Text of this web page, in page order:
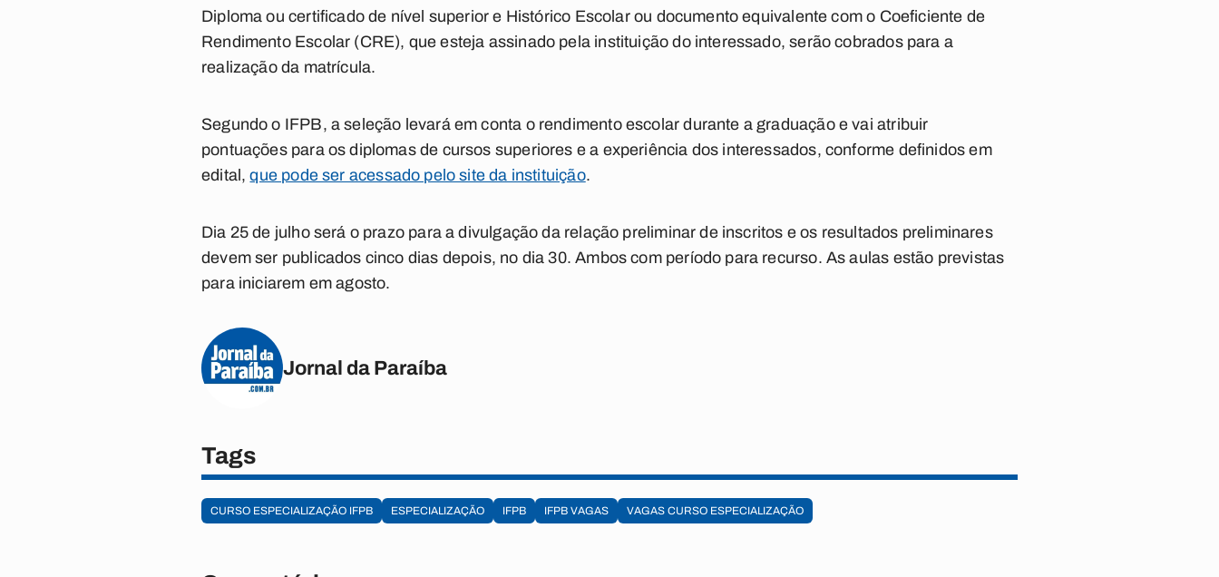
Diploma ou certificado de nível superior e Histórico Escolar ou documento equivalente com o Coeficiente de
Rendimento Escolar (CRE), que esteja assinado pela instituição do interessado, serão cobrados para a
realização da matrícula.
Segundo o IFPB, a seleção levará em conta o rendimento escolar durante a graduação e vai atribuir
pontuações para os diplomas de cursos superiores e a experiência dos interessados, conforme definidos em
edital,que pode ser acessado pelo site da instituição.
Dia 25 de julho será o prazo para a divulgação da relação preliminar de inscritos e os resultados preliminares
devem ser publicados cinco dias depois, no dia 30. Ambos com período para recurso. As aulas estão previstas
para iniciarem em agosto.
Jornal da Paraíba
Tags
CURSO ESPECIALIZAÇÃO IFPB ESPECIALIZAÇÃO IFPB IFPB VAGAS VAGAS CURSO ESPECIALIZAÇÃO